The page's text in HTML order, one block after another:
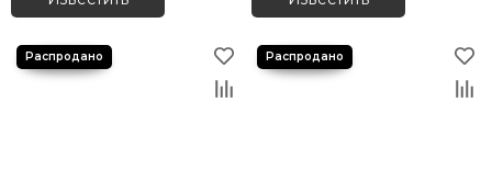
Летние шины 275/40 R20
Летние шины 275/40 R22